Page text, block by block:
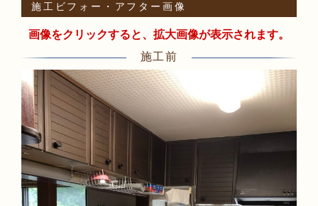
施工ビフォー・アフター画像
画像をクリックすると、拡大画像が表示されます。
施工前